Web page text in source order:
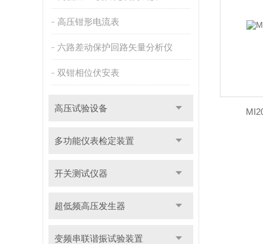
高压钳形电流表
六路差动保护回路矢量分析仪
双钳相位伏安表
高压试验设备
多功能仪表检定装置
开关测试仪器
超低频高压发生器
变频串联谐振试验装置